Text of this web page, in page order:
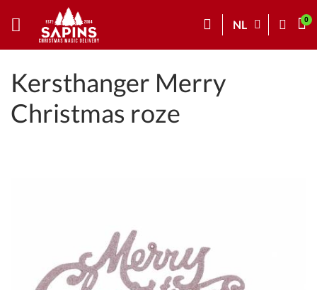
NL
Kersthanger Merry
Christmas roze